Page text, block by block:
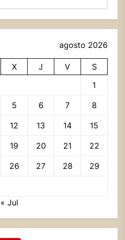
agosto 2026
X J V
S
1
5 6 7 8
12 13 14 15
19 20 21 22
26 27 28 29
« Jul